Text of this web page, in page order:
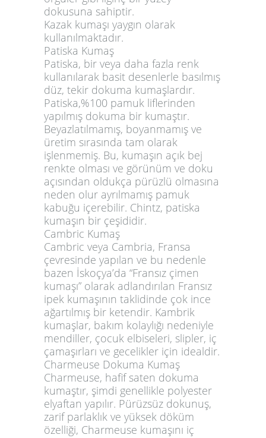
dokusuna sahiptir.
Kazak kumaşı yaygın olarak
kullanılmaktadır.
Patiska Kumaş
Patiska, bir veya daha fazla renk
kullanılarak basit desenlerle basılmış
düz, tekir dokuma kumaşlardır.
Patiska,%100 pamuk liflerinden
yapılmış dokuma bir kumaştır.
Beyazlatılmamış, boyanmamış ve
üretim sırasında tam olarak
işlenmemiş. Bu, kumaşın açık bej
renkte olması ve görünüm ve doku
açısından oldukça pürüzlü olmasına
neden olur ayrılmamış pamuk
kabuğu içerebilir. Chintz, patiska
kumaşın bir çeşididir.
Cambric Kumaş
Cambric veya Cambria, Fransa
çevresinde yapılan ve bu nedenle
bazen İskoçya’da “Fransız çimen
kumaşı” olarak adlandırılan Fransız
ipek kumaşının taklidinde çok ince
ağartılmış bir ketendir. Kambrik
kumaşlar, bakım kolaylığı nedeniyle
mendiller, çocuk elbiseleri, slipler, iç
çamaşırları ve gecelikler için idealdir.
Charmeuse Dokuma Kumaş
Charmeuse, hafif saten dokuma
kumaştır, şimdi genellikle polyester
elyaftan yapılır. Pürüzsüz dokunuş,
zarif parlaklık ve yüksek döküm
özelliği, Charmeuse kumaşını iç